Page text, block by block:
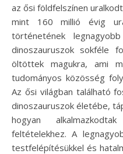
az ősi földfelszínen
mint 160 millió évig
történetének
dinoszauruszok sokféle
öltöttek magukra, ami
tudományos közösség
Az ősi világban található
dinoszauruszok életébe,
hogyan
feltételekhez. A
testfelépítésükkel és